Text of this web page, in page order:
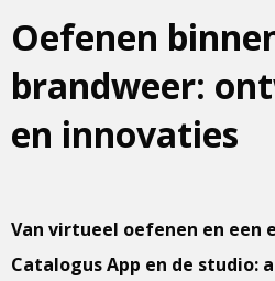
Oefenen
brandweer:
en innovaties
Van virtueel oefenen en een
Catalogus App en de studio: